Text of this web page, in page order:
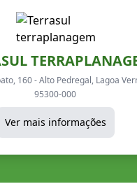
160 - Alto Pedregal, Lagoa
95300-000
Ver mais informações